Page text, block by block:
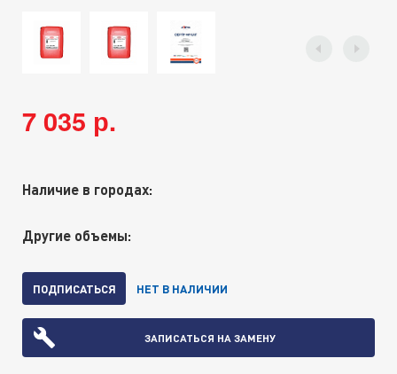
7 035 р.
Наличие в городах:
Другие объемы:
ПОДПИСАТЬСЯ НЕТ В НАЛИЧИИ
ЗАПИСАТЬСЯ НА ЗАМЕНУ